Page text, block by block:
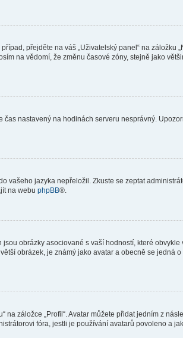
přejděte na váš „Uživatelský panel“ na záložku
na vědomí, že změnu časové zóny, stejně jako
nastavený na hodinách serveru nesprávný.
vašeho jazyka nepřeložil. Zkuste se zeptat
na webu phpBB®.
obrázky asociované s vaší hodností, které
obrázek, je známý jako avatar a obecně se jedná
záložce „Profil“. Avatar můžete přidat jedním z
fóra, jestli je používání avatarů povoleno a